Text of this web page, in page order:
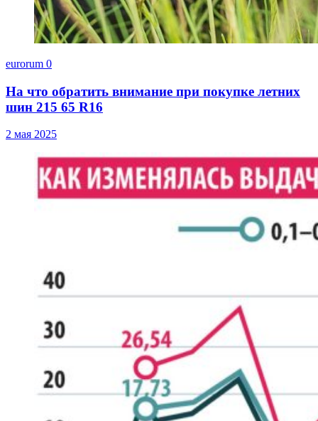
eurorum 0
На что обратить внимание при покупке летних
шин 215 65 R16
2 мая 2025